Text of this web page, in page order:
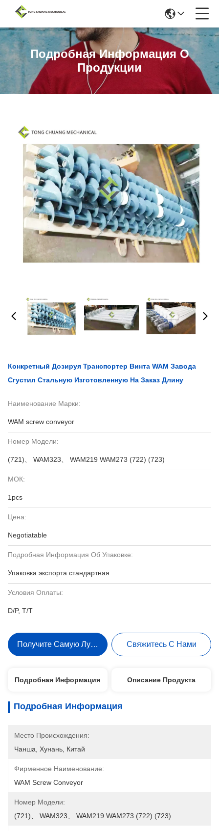
Подробная Информация О
Продукции
Конкретный Дозируя Транспортер Винта WAM Завода
Сгустил Стальную Изготовленную На Заказ Длину
Наименование Марки:
WAM screw conveyor
Номер Модели:
(721)、 WAM323、 WAM219 WAM273 (722) (723)
МОК:
1pcs
Цена:
Negotiatable
Подробная Информация Об Упаковке:
Упаковка экспорта стандартная
Условия Оплаты:
D/P, T/T
Получите Самую Лучшую ЦенуСвяжитесь С Нами
Подробная Информация Описание Продукта
Подробная Информация
Место Происхождения:
Чанша, Хунань, Китай
Фирменное Наименование:
WAM Screw Conveyor
Номер Модели:
(721)、 WAM323、 WAM219 WAM273 (722) (723)